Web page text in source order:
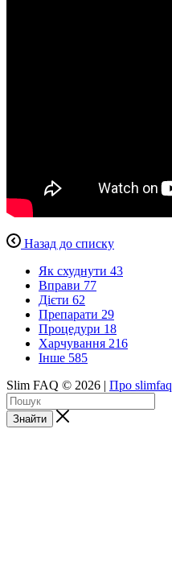
Назад до списку
Як схуднути 43
Вправи 77
Дієти 62
Препарати 29
Процедури 18
Харчування 216
Інше 585
Slim FAQ © 2026 | Про slimfaq
Знайти